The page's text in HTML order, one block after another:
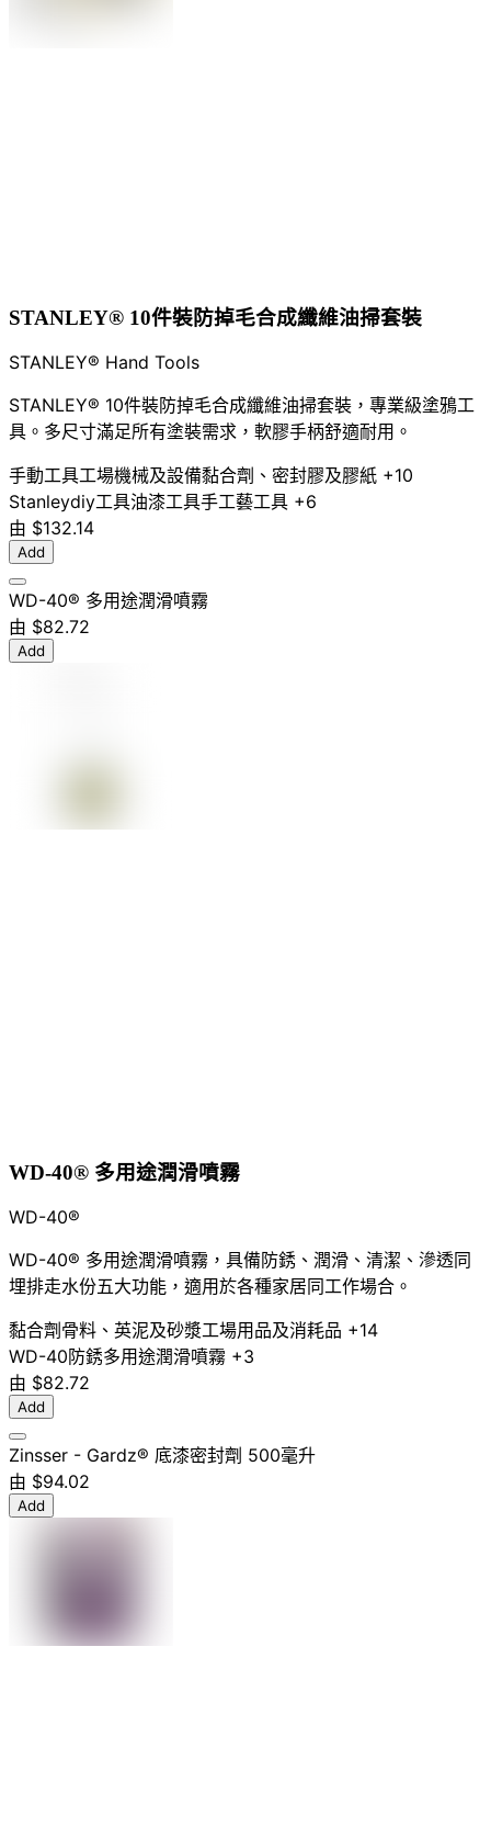
STANLEY® 10件裝防掉毛合成纖維油掃套裝
STANLEY® Hand Tools
STANLEY® 10件裝防掉毛合成纖維油掃套裝，專業級塗鴉工
具。多尺寸滿足所有塗裝需求，軟膠手柄舒適耐用。
手動工具工場機械及設備黏合劑、密封膠及膠紙 +10
Stanleydiy工具油漆工具手工藝工具 +6
由 $132.14
Add
WD-40® 多用途潤滑噴霧
由 $82.72
Add
WD-40® 多用途潤滑噴霧
WD-40®
WD-40® 多用途潤滑噴霧，具備防銹、潤滑、清潔、滲透同
埋排走水份五大功能，適用於各種家居同工作場合。
黏合劑 骨料、英泥及砂漿工場用品及消耗品 +14
WD-40防銹多用途潤滑噴霧 +3
由 $82.72
Add
Zinsser - Gardz® 底漆密封劑 500毫升
由 $94.02
Add